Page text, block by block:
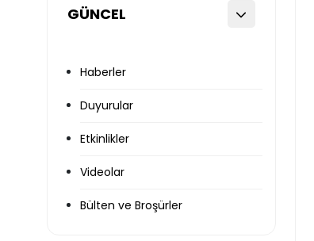
GÜNCEL
Haberler
Duyurular
Etkinlikler
Videolar
Bülten ve Broşürler